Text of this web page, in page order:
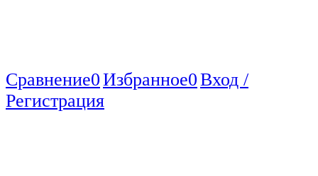
Сравнение0Избранное0Вход /
Регистрация